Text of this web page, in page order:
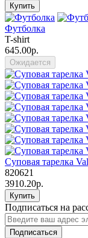
Купить
Футболка
T-shirt
645.00р.
Ожидается
Суповая тарелка
820621
3910.20р.
Купить
Подписаться на
Подписаться